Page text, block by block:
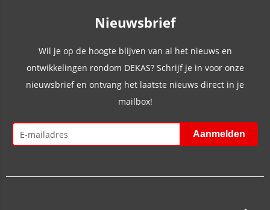
Nieuwsbrief
Wil je op de hoogte blijven van al het nieuws en
ontwikkelingen rondom DEKAS? Schrijf je in voor onze
nieuwsbrief en ontvang het laatste nieuws direct in je
mailbox!